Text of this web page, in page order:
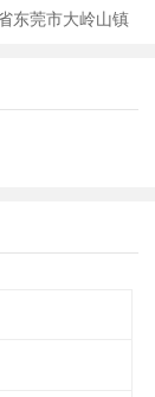
东莞市大岭山镇